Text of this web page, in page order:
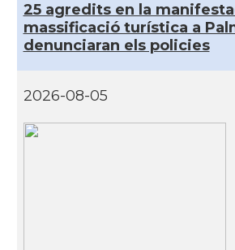
25 agredits en la
massificació turística a
denunciaran els policies
2026-08-05